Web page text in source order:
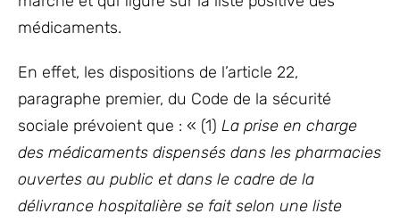
médicaments.
En effet, les dispositions de l’article 22,
paragraphe premier, du Code de la sécurité
sociale prévoient que : « (1) La prise en charge
des médicaments dispensés dans les pharmacies
ouvertes au public et dans le cadre de la
délivrance hospitalière se fait selon une liste